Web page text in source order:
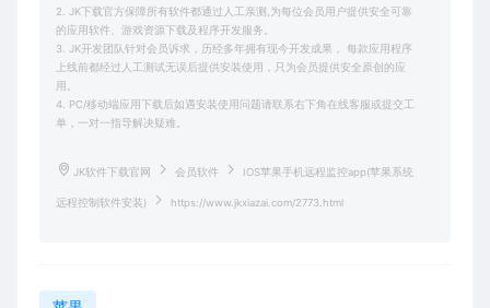
2. JK下载官方保障所有软件都通过人工亲测,为每位会员用户提供安全可靠
的应用软件、游戏资源下载及程序开发服务。
3. JK开发团队针对会员诉求，历经多年拥有现今开发成果， 每款应用程序
上线前都经过人工测试无误后提供安装使用，只为会员提供安全原创的应
用。
4. PC/移动端应用下载后如遇安装使用问题请联系右下角在线客服或提交工
单，一对一指导解决疑难。
JK软件下载官网 会员软件 IOS苹果手机远程监控app(苹果系统
远程控制软件安装) https://www.jkxiazai.com/2773.html